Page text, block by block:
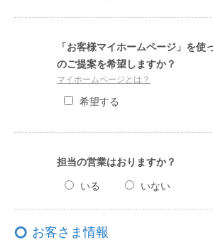
「お客様マイホームページ」を使
のご提案を希望しますか？
マイホームページとは？
希望する
担当の営業はおりますか？
いる いない
お客さま情報